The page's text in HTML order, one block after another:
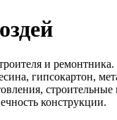
и
гипсокартон,
строительные
конструкции.